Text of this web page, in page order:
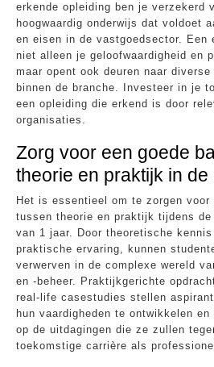
erkende opleiding ben je verzekerd
hoogwaardig onderwijs dat voldoet
en eisen in de vastgoedsector. Een
niet alleen je geloofwaardigheid en
maar opent ook deuren naar
binnen de branche. Investeer in je
een opleiding die erkend is door
organisaties.
Zorg voor een goede
theorie en praktijk in de
Het is essentieel om te zorgen voor
tussen theorie en praktijk tijdens
van 1 jaar. Door theoretische
praktische ervaring, kunnen
verwerven in de complexe wereld
en -beheer. Praktijkgerichte
real-life casestudies stellen
hun vaardigheden te ontwikkelen
op de uitdagingen die ze zullen
toekomstige carrière als